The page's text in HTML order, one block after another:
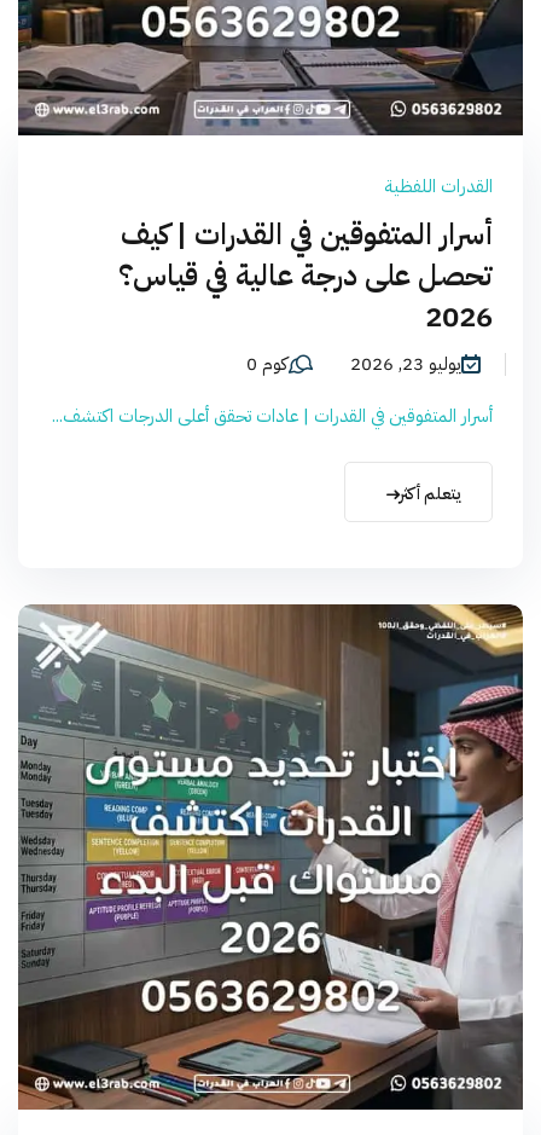
القدرات اللفظية
أسرار المتفوقين في القدرات | كيف
تحصل على درجة عالية في قياس؟
2026
يوليو 23, 2026
كوم 0
أسرار المتفوقين في القدرات | عادات تحقق أعلى الدرجات اكتشف...
يتعلم أكثر